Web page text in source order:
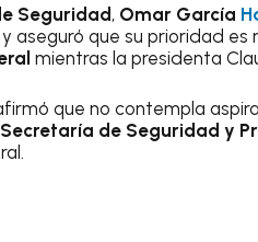
Seguridad , Omar García
aseguró que su prioridad
mientras la presidenta
que no contempla
de Seguridad y